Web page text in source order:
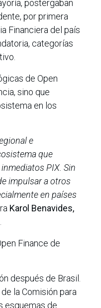
postergaban
por primera
Financiera del país
categorías
de Open
sino que
en los
e
que
PIX. Sin
impulsar a otros
en países
Karol Benavides,
Finance de
después de Brasil.
la Comisión para
esquemas de